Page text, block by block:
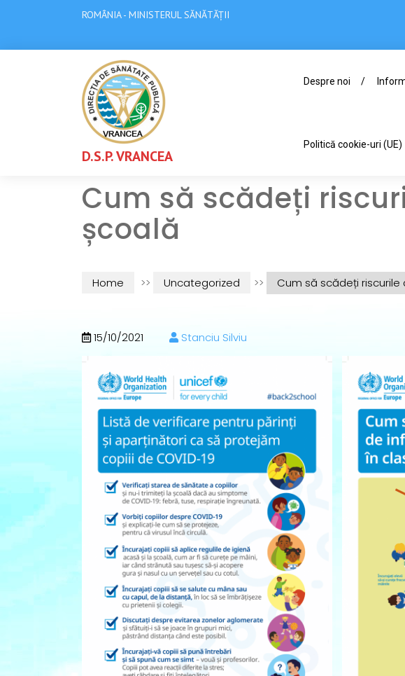
ROMÂNIA - MINISTERUL SĂNĂTĂȚII
D.S.P. VRANCEA
Despre noi
Politică cookie-uri (UE)
Cum să scădeți
școală
Home >> Uncategorized >> Cum să scădeți riscurile
15/10/2021 Stanciu Silviu